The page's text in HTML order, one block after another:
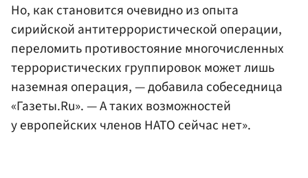
Но, как становится очевидно из опыта
сирийской антитеррористической операции,
переломить противостояние многочисленных
террористических группировок может лишь
наземная операция, — добавила собеседница
«Газеты.Ru». — А таких возможностей
у европейских членов НАТО сейчас нет».